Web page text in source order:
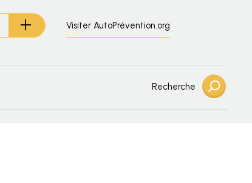
Visiter AutoPrévention.org
Recherche